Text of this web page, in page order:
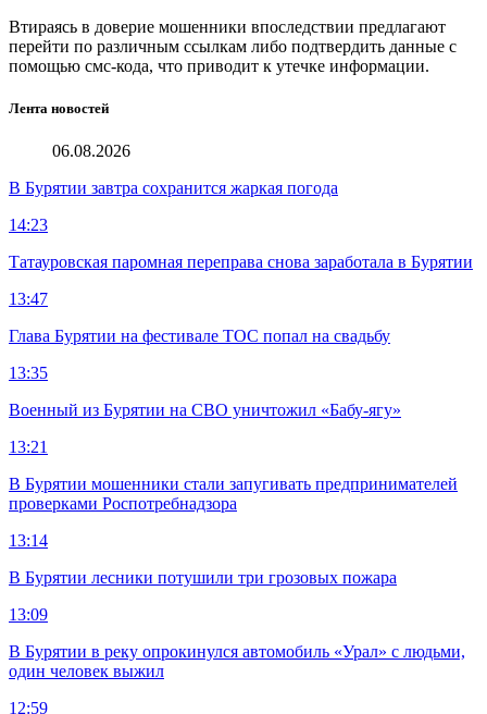
Втираясь в доверие мошенники впоследствии предлагают
перейти по различным ссылкам либо подтвердить данные с
помощью смс-кода, что приводит к утечке информации.
Лента новостей
06.08.2026
В Бурятии завтра сохранится жаркая погода
14:23
Татауровская паромная переправа снова заработала в Бурятии
13:47
Глава Бурятии на фестивале ТОС попал на свадьбу
13:35
Военный из Бурятии на СВО уничтожил «Бабу-ягу»
13:21
В Бурятии мошенники стали запугивать предпринимателей
проверками Роспотребнадзора
13:14
В Бурятии лесники потушили три грозовых пожара
13:09
В Бурятии в реку опрокинулся автомобиль «Урал» с людьми,
один человек выжил
12:59